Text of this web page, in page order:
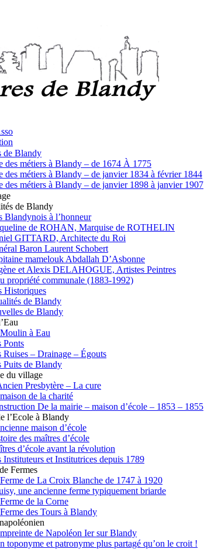
de Blandy
des métiers à Blandy – de 1674 À 1775
des métiers à Blandy – de janvier 1834 à février 1844
des métiers à Blandy – de janvier 1898 à janvier 1907
de Blandy
Blandynois à l’honneur
de ROHAN, Marquise de ROTHELIN
GITTARD, Architecte du Roi
Baron Laurent Schobert
mamelouk Abdallah D’Asbonne
et Alexis DELAHOGUE, Artistes Peintres
propriété communale (1883-1992)
Historiques
de Blandy
de Blandy
à Eau
Ponts
Ruises – Drainage – Égouts
Puits de Blandy
du village
Presbytère – La cure
de la charité
De la mairie – maison d’école – 1853 – 1855
l’Ecole à Blandy
maison d’école
des maîtres d’école
d’école avant la révolution
Instituteurs et Institutrices depuis 1789
Fermes
de La Croix Blanche de 1747 à 1920
une ancienne ferme typiquement briarde
de la Corne
des Tours à Blandy
de Napoléon Ier sur Blandy
toponyme et patronyme plus partagé qu’on le croit !